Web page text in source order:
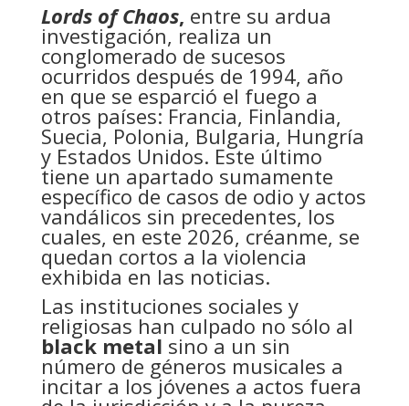
Lords of Chaos, entre su ardua
investigación, realiza un
conglomerado de sucesos
ocurridos después de 1994, año
en que se esparció el fuego a
otros países: Francia, Finlandia,
Suecia, Polonia, Bulgaria, Hungría
y Estados Unidos. Este último
tiene un apartado sumamente
específico de casos de odio y actos
vandálicos sin precedentes, los
cuales, en este 2026, créanme, se
quedan cortos a la violencia
exhibida en las noticias.
Las instituciones sociales y
religiosas han culpado no sólo al
black metal sino a un sin
número de géneros musicales a
incitar a los jóvenes a actos fuera